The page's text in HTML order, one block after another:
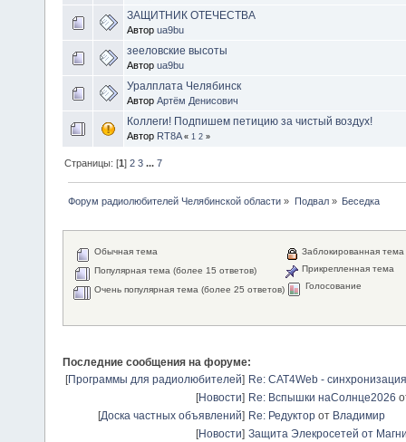
ЗАЩИТНИК ОТЕЧЕСТВА
Автор ua9bu
зееловские высоты
Автор ua9bu
Уралплата Челябинск
Автор Артём Денисович
Коллеги! Подпишем петицию за чистый воздух!
Автор RT8A « 1 2 »
Страницы: [1]2 3 ...7
Форум радиолюбителей Челябинской области » Подвал» Беседка
Обычная тема
Популярная тема (более 15 ответов)
Очень популярная тема (более 25 ответов)
Заблокированная тема
Прикрепленная тема
Голосование
Последние сообщения на форуме:
[Программы для радиолюбителей] Re: CAT4Web -
[Новости] Re: Вспышки наСолнце2026
[Доска частных объявлений] Re: Редуктор от Владимир
[Новости] Защита Элекросетей от